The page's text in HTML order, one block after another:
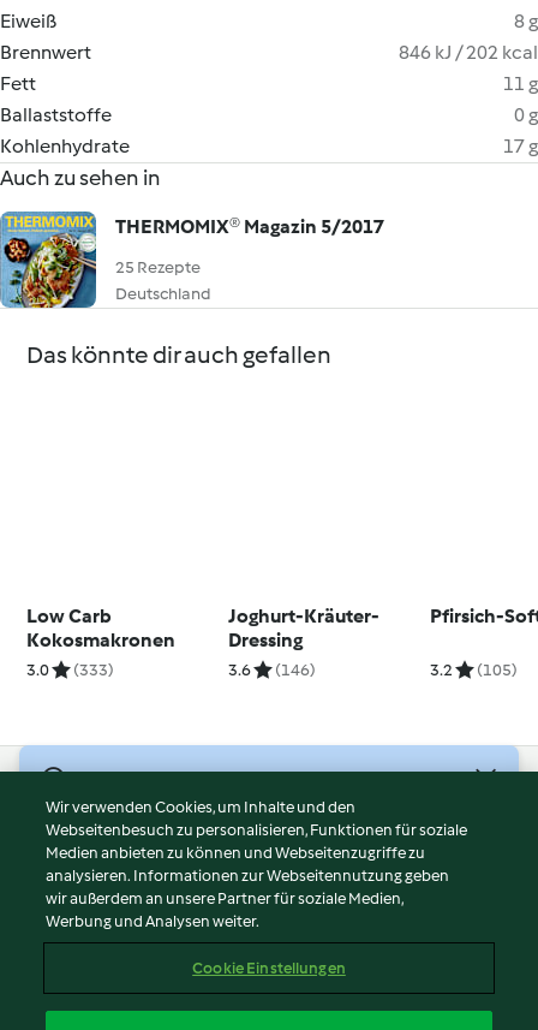
Eiweiß
8 g
Brennwert
846 kJ / 202 kcal
Fett
11 g
Ballaststoffe
0 g
Kohlenhydrate
17 g
Auch zu sehen in
THERMOMIX® Magazin 5/2017
25 Rezepte
Deutschland
Das könnte dir auch gefallen
Low Carb
Kokosmakronen
3.0 (333)
Joghurt-Kräuter-
Dressing
3.6 (146)
Pfirsich-
3.2 (105)
Nutzungsbedingungen
Datenschutzrichtlinien
Disclaimer
Impressum
Bericht Inhalt
Wir verwenden Cookies, um Inhalte und den
Webseitenbesuch zu personalisieren, Funktionen für soziale
Medien anbieten zu können und Webseitenzugriffe zu
analysieren. Informationen zur Webseitennutzung geben
wir außerdem an unsere Partner für soziale Medien,
Werbung und Analysen weiter.
Cookie Einstellungen